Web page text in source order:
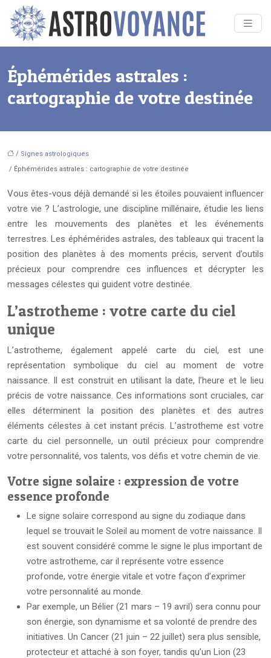
Éphémérides astrales :
cartographie de votre destinée
/ Signes astrologiques
/ Éphémérides astrales : cartographie de votre destinée
Vous êtes-vous déjà demandé si les étoiles pouvaient influencer
votre vie ? L’astrologie, une discipline millénaire, étudie les liens
entre les mouvements des planètes et les événements
terrestres. Les éphémérides astrales, des tableaux qui tracent la
position des planètes à des moments précis, servent d’outils
précieux pour comprendre ces influences et décrypter les
messages célestes qui guident votre destinée.
L’astrotheme : votre carte du ciel
unique
L’astrotheme, également appelé carte du ciel, est une
représentation symbolique du ciel au moment de votre
naissance. Il est construit en utilisant la date, l’heure et le lieu
précis de votre naissance. Ces informations sont cruciales, car
elles déterminent la position des planètes et des autres
éléments célestes à cet instant précis. L’astrotheme est votre
carte du ciel personnelle, un outil précieux pour comprendre
votre personnalité, vos talents, vos défis et votre chemin de vie.
Votre signe solaire : expression de votre
essence profonde
Le signe solaire correspond au signe du zodiaque dans
lequel se trouvait le Soleil au moment de votre naissance. Il
est souvent considéré comme le signe le plus important de
votre astrotheme, car il représente votre essence
profonde, votre énergie vitale et votre façon d’exprimer
votre personnalité au monde.
Par exemple, un Bélier (21 mars – 19 avril) sera connu pour
son énergie, son dynamisme et sa volonté de prendre des
initiatives. Un Cancer (21 juin – 22 juillet) sera plus sensible,
protecteur et attaché à son foyer, tandis qu’un Lion (23